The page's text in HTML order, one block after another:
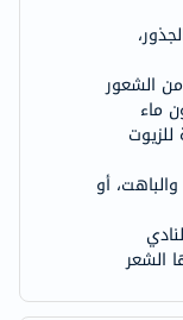
الشعور
ماء
أو
الشعر